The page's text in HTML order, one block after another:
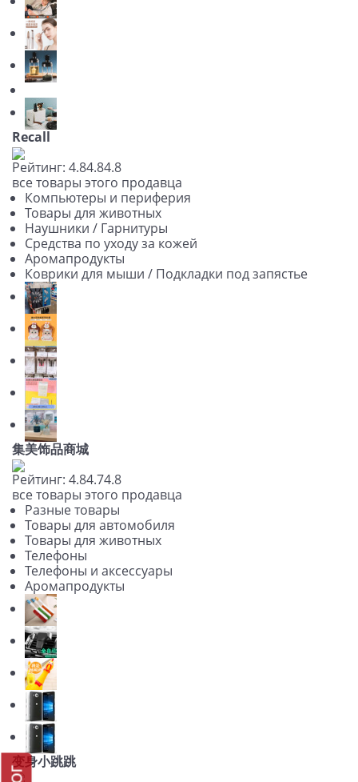
Recall
Рейтинг: 4.84.84.8
все товары этого продавца
Компьютеры и периферия
Товары для животных
Наушники / Гарнитуры
Средства по уходу за кожей
Аромапродукты
Коврики для мыши / Подкладки под запястье
集美饰品商城
Рейтинг: 4.84.74.8
все товары этого продавца
Разные товары
Товары для автомобиля
Товары для животных
Телефоны
Телефоны и аксессуары
Аромапродукты
变身小跳跳